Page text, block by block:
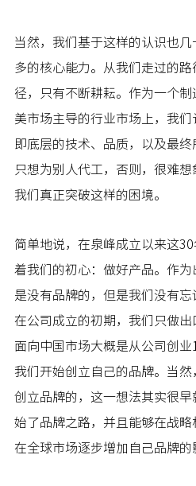
当然，我们基于这样的认识也
多的核心能力。从我们走过的
径，只有不断耕耘。作为一个
美市场主导的行业市场上，我们
即底层的技术、品质，以及最
只想为别人代工，否则，很难
我们真正突破这样的困境。
简单地说，在泉峰成立以来这
着我们的初心：做好产品。作
是没有品牌的，但是我们没有忘
在公司成立的初期，我们只做出
面向中国市场大概是从公司创业
我们开始创立自己的品牌。当
创立品牌的，这一想法其实很
始了品牌之路，并且能够在战
在全球市场逐步增加自己品牌的